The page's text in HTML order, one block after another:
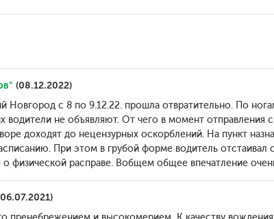
(08.12.2022)
Новгород с 8 по 9.12.22. прошла отвратительно. По
водители не объявляют. От чего в момент отправления
доходят до нецензурных оскорблений. На пункт
При этом в грубой форме водитель
физической расправе. Вобщем общее впечатление